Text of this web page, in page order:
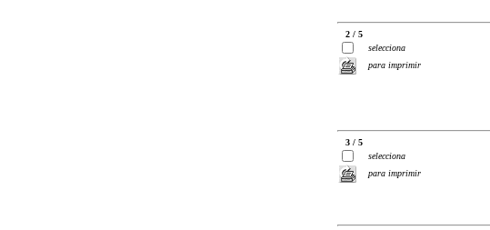
2 / 5
selecciona
para imprimir
3 / 5
selecciona
para imprimir